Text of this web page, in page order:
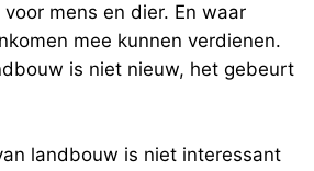
mens en dier. En waar
mee kunnen verdienen.
is niet nieuw, het gebeurt
landbouw is niet interessant